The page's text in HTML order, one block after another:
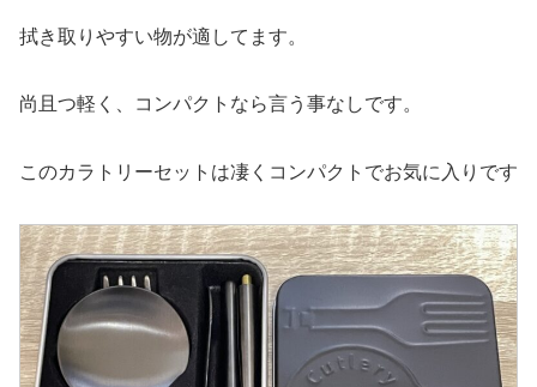
拭き取りやすい物が適してます。
尚且つ軽く、コンパクトなら言う事なしです。
このカラトリーセットは凄くコンパクトでお気に入りです